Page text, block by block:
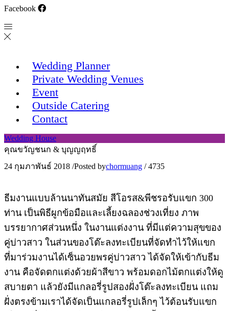
Facebook
Wedding Planner
Private Wedding Venues
Event
Outside Catering
Contact
Wedding House
คุณขวัญชนก & บุญญฤทธิ์
24 กุมภาพันธ์ 2018 /Posted bychormuang / 4735
ธีมงานแบบล้านนาทันสมัย สีโอรส&พีชรอรับแขก 300
ท่าน เป็นพิธีผูกข้อมือและเลี้ยงฉลองช่วงเที่ยง ภาพ
บรรยากาศส่วนหนึ่ง ในงานแต่งงาน ที่มีแต่ความสุขของ
คู่บ่าวสาว ในส่วนของโต๊ะลงทะเบียนที่จัดทำไว้ให้แขก
ที่มาร่วมงานได้เซ็นอวยพรคู่บ่าวสาว ได้จัดให้เข้ากับธีม
งาน คือจัดตกแต่งด้วยผ้าสีขาว พร้อมดอกไม้ตกแต่งให้ดู
สบายตา แล้วยังมีแกลอรี่รูปสองฝั่งโต๊ะลงทะเบียน แถม
ฝั่งตรงข้ามเราได้จัดเป็นแกลอรี่รูปเล็กๆ ไว้ต้อนรับแขก